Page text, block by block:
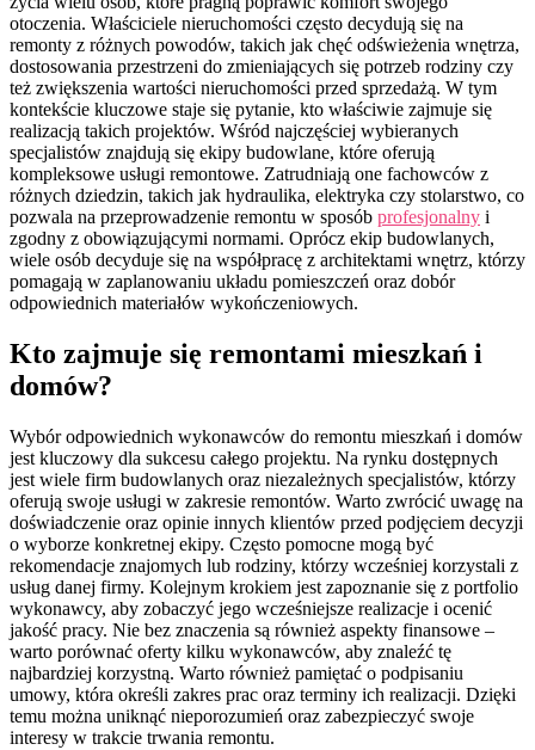
otoczenia. Właściciele nieruchomości często decydują się na
remonty z różnych powodów, takich jak chęć odświeżenia wnętrza,
dostosowania przestrzeni do zmieniających się potrzeb rodziny czy
też zwiększenia wartości nieruchomości przed sprzedażą. W tym
kontekście kluczowe staje się pytanie, kto właściwie zajmuje się
realizacją takich projektów. Wśród najczęściej wybieranych
specjalistów znajdują się ekipy budowlane, które oferują
kompleksowe usługi remontowe. Zatrudniają one fachowców z
różnych dziedzin, takich jak hydraulika, elektryka czy stolarstwo, co
pozwala na przeprowadzenie remontu w sposób profesjonalny i
zgodny z obowiązującymi normami. Oprócz ekip budowlanych,
wiele osób decyduje się na współpracę z architektami wnętrz, którzy
pomagają w zaplanowaniu układu pomieszczeń oraz dobór
odpowiednich materiałów wykończeniowych.
Kto zajmuje się remontami mieszkań i
domów?
Wybór odpowiednich wykonawców do remontu mieszkań i domów
jest kluczowy dla sukcesu całego projektu. Na rynku dostępnych
jest wiele firm budowlanych oraz niezależnych specjalistów, którzy
oferują swoje usługi w zakresie remontów. Warto zwrócić uwagę na
doświadczenie oraz opinie innych klientów przed podjęciem decyzji
o wyborze konkretnej ekipy. Często pomocne mogą być
rekomendacje znajomych lub rodziny, którzy wcześniej korzystali z
usług danej firmy. Kolejnym krokiem jest zapoznanie się z portfolio
wykonawcy, aby zobaczyć jego wcześniejsze realizacje i ocenić
jakość pracy. Nie bez znaczenia są również aspekty finansowe –
warto porównać oferty kilku wykonawców, aby znaleźć tę
najbardziej korzystną. Warto również pamiętać o podpisaniu
umowy, która określi zakres prac oraz terminy ich realizacji. Dzięki
temu można uniknąć nieporozumień oraz zabezpieczyć swoje
interesy w trakcie trwania remontu.